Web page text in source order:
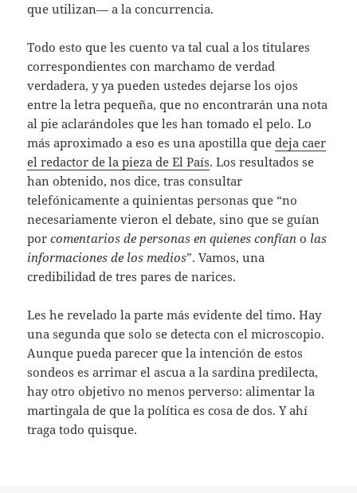
que utilizan— a la concurrencia.
Todo esto que les cuento va tal cual a los titulares
correspondientes con marchamo de verdad
verdadera, y ya pueden ustedes dejarse los ojos
entre la letra pequeña, que no encontrarán una nota
al pie aclarándoles que les han tomado el pelo. Lo
más aproximado a eso es una apostilla quedeja caer
el redactor de la pieza de El País. Los resultados se
han obtenido, nos dice, tras consultar
telefónicamente a quinientas personas que “no
necesariamente vieron el debate, sino que se guían
porcomentarios de personas en quienes confían o las
informaciones de los medios”. Vamos, una
credibilidad de tres pares de narices.
Les he revelado la parte más evidente del timo. Hay
una segunda que solo se detecta con el microscopio.
Aunque pueda parecer que la intención de estos
sondeos es arrimar el ascua a la sardina predilecta,
hay otro objetivo no menos perverso: alimentar la
martingala de que la política es cosa de dos. Y ahí
traga todo quisque.